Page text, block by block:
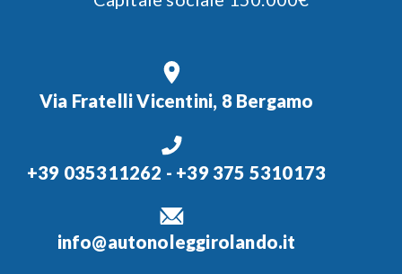
Via Fratelli Vicentini, 8 Bergamo
+39 035311262 - +39 375 5310173
info@autonoleggirolando.it